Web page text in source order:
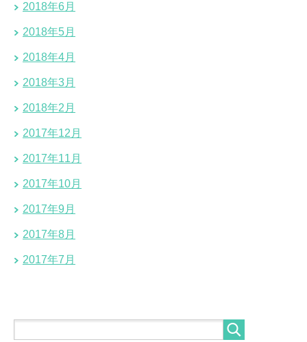
2018年6月
2018年5月
2018年4月
2018年3月
2018年2月
2017年12月
2017年11月
2017年10月
2017年9月
2017年8月
2017年7月